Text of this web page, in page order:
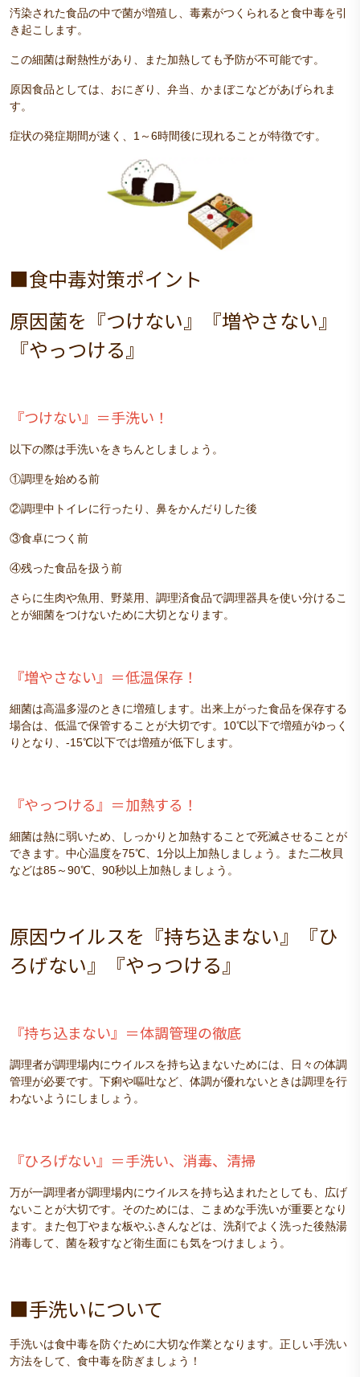
汚染された食品の中で菌が増殖し、毒素がつくられると食中毒を引
き起こします。
この細菌は耐熱性があり、また加熱しても予防が不可能です。
原因食品としては、おにぎり、弁当、かまぼこなどがあげられま
す。
症状の発症期間が速く、1～6時間後に現れることが特徴です。
■食中毒対策ポイント
原因菌を『つけない』『増やさない』
『やっつける』
『つけない』＝手洗い！
以下の際は手洗いをきちんとしましょう。
①調理を始める前
②調理中トイレに行ったり、鼻をかんだりした後
③食卓につく前
④残った食品を扱う前
さらに生肉や魚用、野菜用、調理済食品で調理器具を使い分けるこ
とが細菌をつけないために大切となります。
『増やさない』＝低温保存！
細菌は高温多湿のときに増殖します。出来上がった食品を保存する
場合は、低温で保管することが大切です。10℃以下で増殖がゆっく
りとなり、-15℃以下では増殖が低下します。
『やっつける』＝加熱する！
細菌は熱に弱いため、しっかりと加熱することで死滅させることが
できます。中心温度を75℃、1分以上加熱しましょう。また二枚貝
などは85～90℃、90秒以上加熱しましょう。
原因ウイルスを『持ち込まない』『ひ
ろげない』『やっつける』
『持ち込まない』＝体調管理の徹底
調理者が調理場内にウイルスを持ち込まないためには、日々の体調
管理が必要です。下痢や嘔吐など、体調が優れないときは調理を行
わないようにしましょう。
『ひろげない』＝手洗い、消毒、清掃
万が一調理者が調理場内にウイルスを持ち込まれたとしても、広げ
ないことが大切です。そのためには、こまめな手洗いが重要となり
ます。また包丁やまな板やふきんなどは、洗剤でよく洗った後熱湯
消毒して、菌を殺すなど衛生面にも気をつけましょう。
■手洗いについて
手洗いは食中毒を防ぐために大切な作業となります。正しい手洗い
方法をして、食中毒を防ぎましょう！